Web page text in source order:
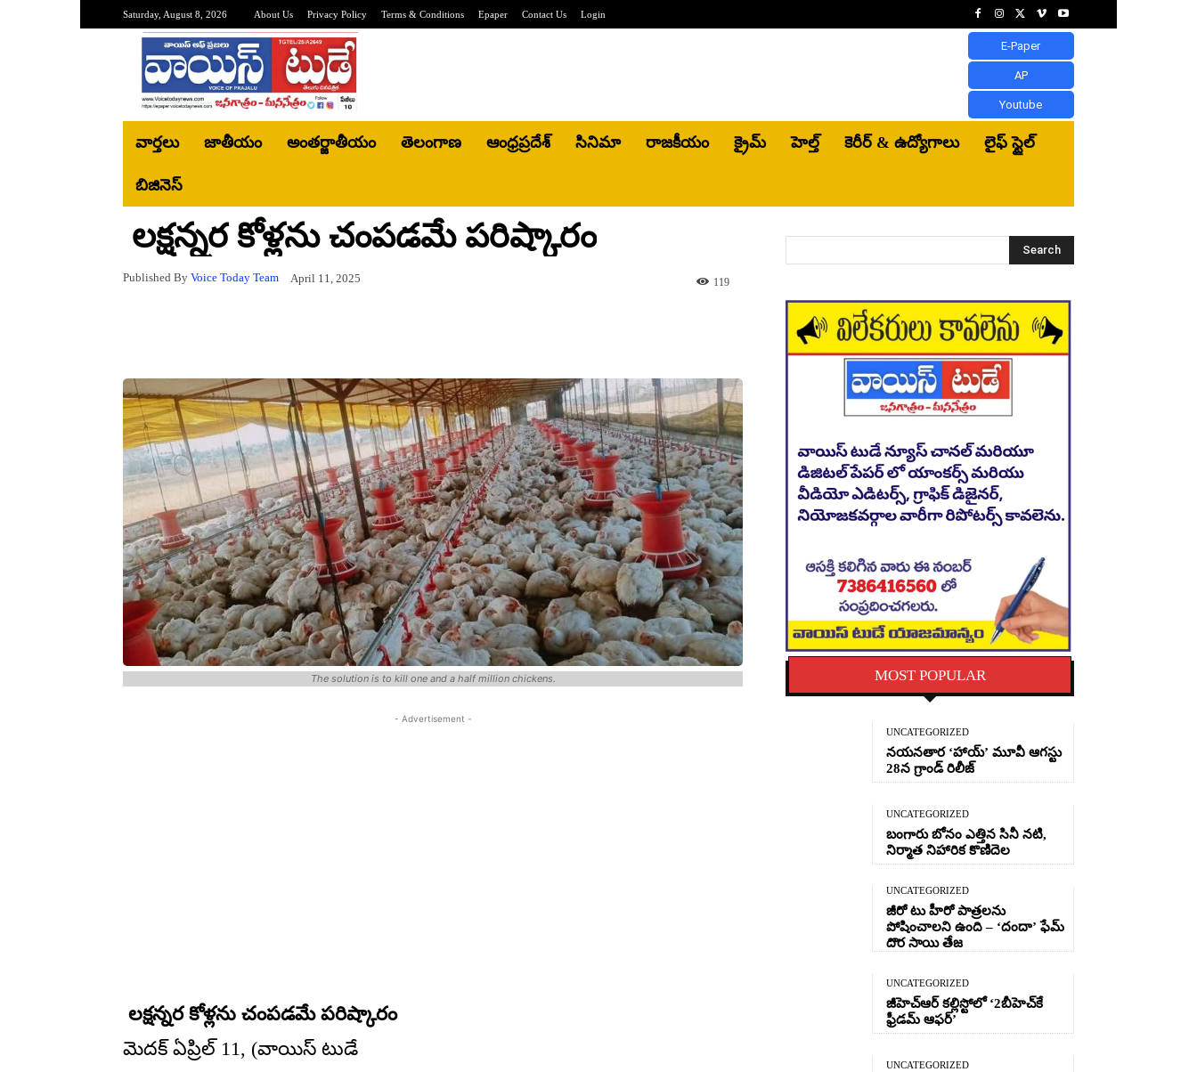
Saturday, August 8, 2026 About Us Privacy Policy Terms & Conditions Epaper Contact Us Login
E-Paper
AP
Youtube
వార్తలు జాతీయం అంతర్జాతీయం తెలంగాణ ఆంధ్రప్రదేశ్ సినిమా రాజకీయం క్రైమ్ హెల్త్‌ కెరీర్ & ఉద్యోగాలు లైఫ్ స్టైల్
బిజినెస్‌
లక్షన్నర కోళ్లను చంపడమే పరిష్కారం
Published By Voice Today Team April 11, 2025 119
The solution is to kill one and a half million chickens.
- Advertisement -
లక్షన్నర కోళ్లను చంపడమే పరిష్కారం
మెదక్ ఏప్రిల్ 11, (వాయిస్ టుడే
Search
MOST POPULAR
UNCATEGORIZED
నయనతార ‘హాయ్’ మూవీ ఆగస్టు
28న గ్రాండ్ రిలీజ్
UNCATEGORIZED
బంగారు బోనం ఎత్తిన సినీ నటి,
నిర్మాత నిహారిక కొణిదెల
UNCATEGORIZED
జీరో టు హీరో పాత్రలను
పోషించాలని ఉంది – ‘దందా’ ఫేమ్
దొర సాయి తేజ
UNCATEGORIZED
జీహెచ్ఆర్‌ కల్లిస్టోలో ‘2బీహెచ్‌కే
ఫ్రీడమ్ ఆఫర్’
UNCATEGORIZED